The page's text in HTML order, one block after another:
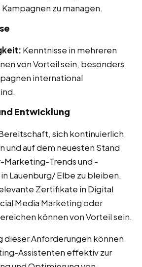
zu managen.
Kenntnisse in mehreren
von Vorteil sein, besonders
international
Entwicklung
sich kontinuierlich
und auf dem neuesten Stand
Trends und -
Lauenburg/ Elbe zu bleiben.
Zertifikate in Digital
Media Marketing oder
können von Vorteil sein.
dieser Anforderungen können
Assistenten effektiv zur